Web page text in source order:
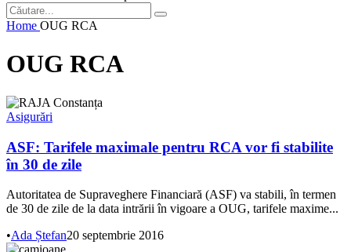
Home OUG RCA
OUG RCA
Asigurări
ASF: Tarifele maximale pentru RCA vor fi stabilite
în 30 de zile
Autoritatea de Supraveghere Financiară (ASF) va stabili, în termen
de 30 de zile de la data intrării în vigoare a OUG, tarifele maxime...
•Ada Ștefan20 septembrie 2016